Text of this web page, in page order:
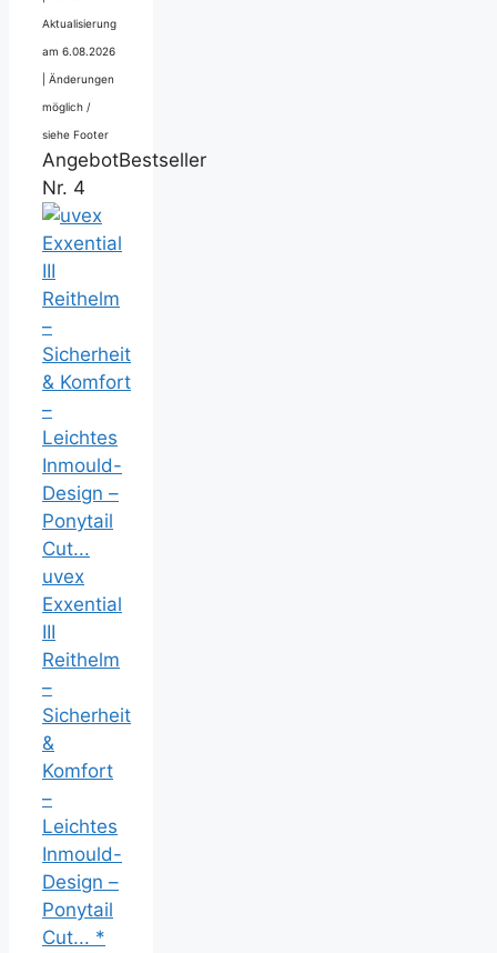
Aktualisierung
am 6.08.2026
Änderungen
möglich /
siehe Footer
AngebotBestseller
Nr. 4
uvex
Exxential
III
Reithelm
–
Sicherheit
&
Komfort
–
Leichtes
Inmould-
Design –
Ponytail
Cut... *